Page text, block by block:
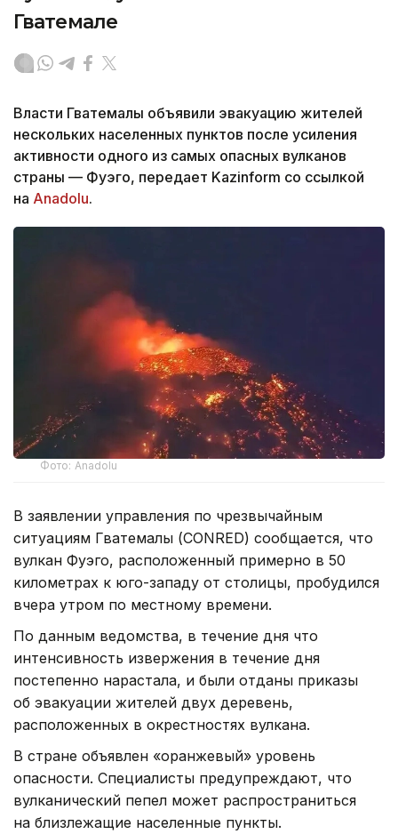
Гватемале
Власти Гватемалы объявили эвакуацию жителей
нескольких населенных пунктов после усиления
активности одного из самых опасных вулканов
страны — Фуэго, передает Kazinform со ссылкой
на Anadolu.
Фото: Anadolu
В заявлении управления по чрезвычайным
ситуациям Гватемалы (CONRED) сообщается, что
вулкан Фуэго, расположенный примерно в 50
километрах к юго-западу от столицы, пробудился
вчера утром по местному времени.
По данным ведомства, в течение дня что
интенсивность извержения в течение дня
постепенно нарастала, и были отданы приказы
об эвакуации жителей двух деревень,
расположенных в окрестностях вулкана.
В стране объявлен «оранжевый» уровень
опасности. Специалисты предупреждают, что
вулканический пепел может распространиться
на близлежащие населенные пункты.